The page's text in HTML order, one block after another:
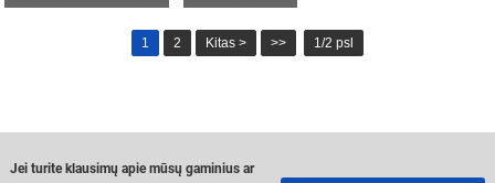
1 2 Kitas > >> 1/2 psl
Jei turite klausimų apie mūsų gaminius ar